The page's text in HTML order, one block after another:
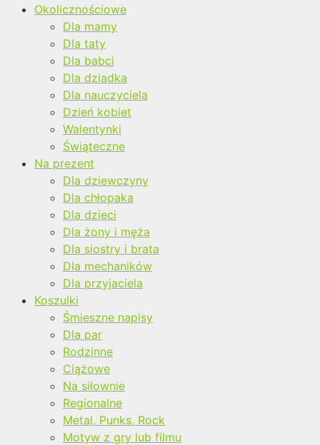
Okolicznościowe
Dla mamy
Dla taty
Dla babci
Dla dziadka
Dla nauczyciela
Dzień kobiet
Walentynki
Świąteczne
Na prezent
Dla dziewczyny
Dla chłopaka
Dla dzieci
Dla żony i męża
Dla siostry i brata
Dla mechaników
Dla przyjaciela
Koszulki
Śmieszne napisy
Dla par
Rodzinne
Ciążowe
Na siłownie
Regionalne
Metal, Punks, Rock
Motyw z gry lub filmu